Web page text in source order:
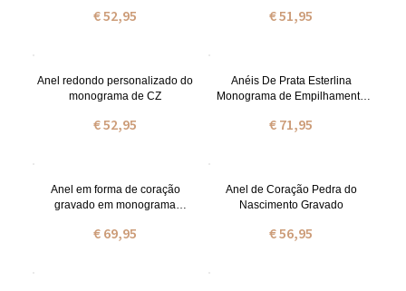
€ 52,95 € 51,95
Anel redondo personalizado do
monograma de CZ
€ 52,95
Anéis De Prata Esterlina
Monograma de Empilhamento
€ 71,95
Anel em forma de coração
gravado em monograma
€ 69,95
Anel de Coração Pedra do
Nascimento Gravado
€ 56,95